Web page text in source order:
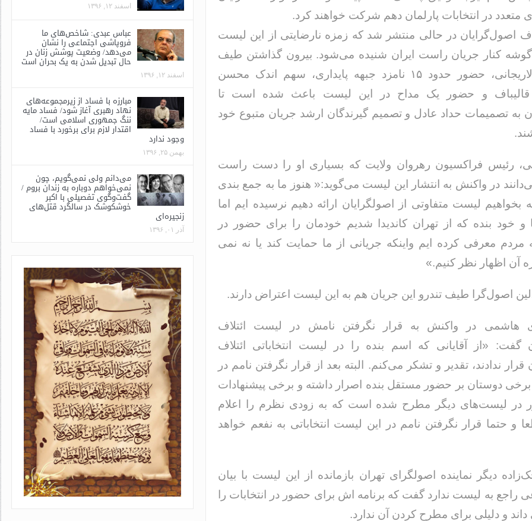
متعدد در انتخابات پارلمان دهم شرکت خواهند کرد.
اصول‌گرایان در حالی منتشر شد که زمزه نارضایتی از این لیست
گوشه کنار جریان راست ایران شنیده می‌شود. بیرون گذاشتن طیف
نزدیک به لاریجانی، حضور حدود ۱۵ نامزد جبهه پایداری، سهم اندک محسن
و حضور یک مداح در این لیست باعث شده است تا
به تصمیمات حداد عادل و تصمیم گیرندگان ارشد جریان متبوع خود
رئیس فراکسیون رهروان ولایت که بسیاری او را دست راست
در واکنش به انتشار این لیست می‌گوید:« هنوز ما به جمع بندی
بخواهیم لیست متفاوتی از اصولگرایان ارائه دهیم نرسیده ایم اما
و خود بنده که از تهران کاندیدا شدیم خودمان را برای حضور در
مردم معرفی کرده ایم واینکه جریانی از ما حمایت کند یا نه نمی
آن اظهار نظر کنیم.»
اصول‌گرا طیف تندرو این جریان هم به این لیست اعتراض دارند.
هاشمی در واکنش به قرار نگرفتن نامش در لیست ائتلاف
گفت: «از آقایانی که اسم بنده را در لیست انتخاباتی ائتلاف
قرار ندادند، تقدیر و تشکر می‌کنم. البته بعد از قرار نگرفتن نامم در
دوستان بر حضور مستقل بنده اصرار داشته و برخی پیشنهادات
در لیست‌های دیگر مطرح شده است که به زودی نظرم را اعلام
و حتما قرار نگرفتن نامم در این لیست انتخاباتی به نفعم خواهد
دیگر نماینده اصولگرای تهران بازمانده از این لیست با بیان
راجع به لیست ندارد گفت که برنامه اش برای حضور در انتخابات را
و دلیلی برای مطرح کردن آن ندارد.
اسفند ۱۲, ۱۳۹۶
عباس عبدی: شاخص‌های ما
فروپاشی اجتماعی را نشان
می‌دهد/ وضعیت پوشش زنان در
حال تبدیل شدن به یک بحران است
اسفند ۱۲, ۱۳۹۶
مبارزه با فساد از زیرمجموعه‌های
نهاد رهبری آغاز شود/ فساد مایه
ننگ جمهوری اسلامی است/
اقتدار لازم برای برخورد با فساد
وجود ندارد
بهمن ۲۵, ۱۳۹۶
می‌دانم ولی نمی‌گویم، چون
نمی‌خواهم دوباره به زندان بروم /
گفت‌وگوی تفصیلی با اکبر
خوشکوشک در سالگرد قتل‌های
زنجیره‌ای
آذر ۰۱, ۱۳۹۶
به یاد او که دغدغه سلامت قلم
داشت / طاهره سادات حمیدی
حسن دشتی
و صمیمیت به
دفاع مقدس /
حسن دشتی